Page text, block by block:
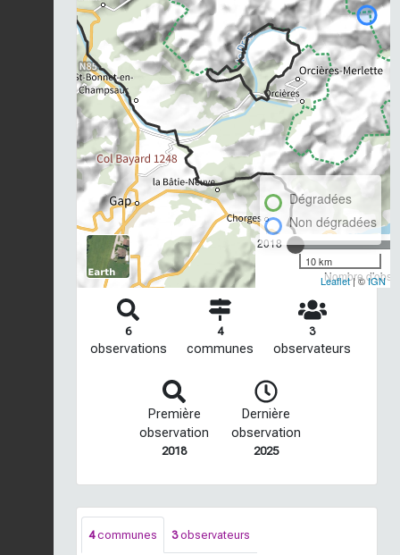
2018
Nombre
Dégradées
Non dégradées
10 km
Leaflet| ©IGN
6
observations
4
communes
3
observateurs
Première
observation
2018
Dernière
observation
2025
4communes 3observateurs